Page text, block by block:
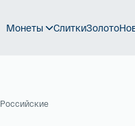
Монеты СлиткиЗолото
Российские